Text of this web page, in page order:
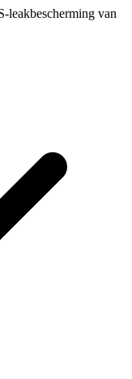
leakbescherming van